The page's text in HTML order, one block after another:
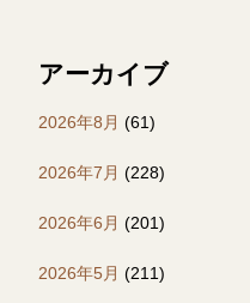
アーカイブ
2026年8月 (61)
2026年7月 (228)
2026年6月 (201)
2026年5月 (211)